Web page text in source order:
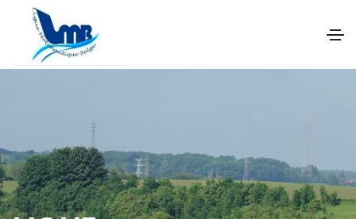
NOS OBJECTIFS SONT
DE PROMOUVOIR ET DE
DEVELOPPER :